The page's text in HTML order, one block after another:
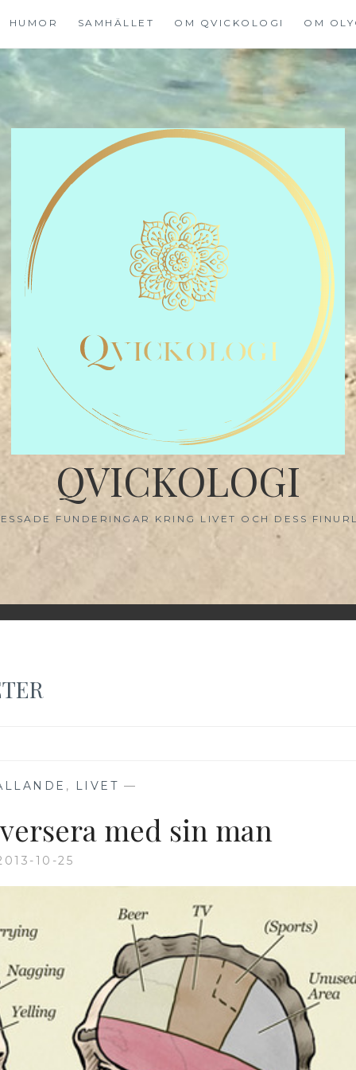
HUMOR SAMHÄLLET OM QVICKOLOGI OM
QVICKOLOGI
FUNDERINGAR KRING LIVET OCH DESS
, LIVET —
med sin man
10-25